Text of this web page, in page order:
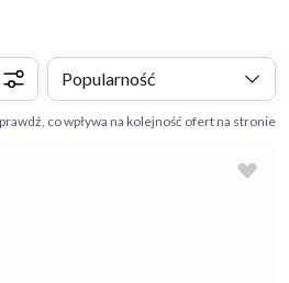
Popularność
co wpływa na kolejność ofert na stronie